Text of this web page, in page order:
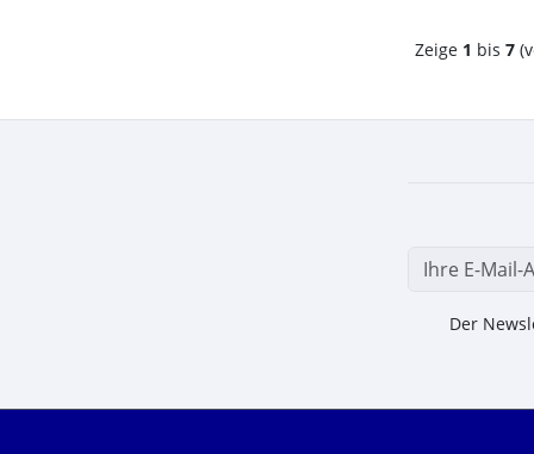
Zeige 1 bis 7
Der